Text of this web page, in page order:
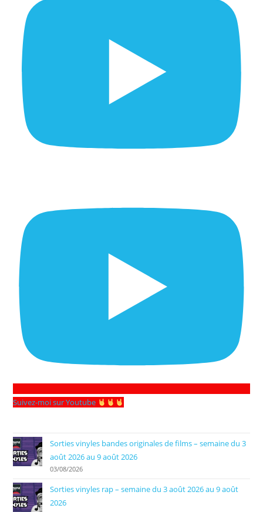
Suivez-moi sur Youtube
Sorties vinyles bandes originales de films – semaine du 3
août 2026 au 9 août 2026
03/08/2026
Sorties vinyles rap – semaine du 3 août 2026 au 9 août
2026